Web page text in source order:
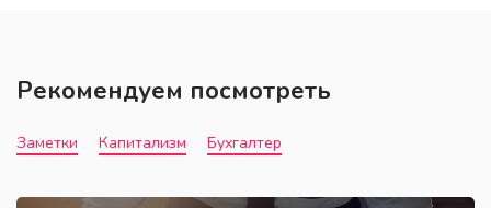
Рекомендуем посмотреть
Заметки Капитализм Бухгалтер